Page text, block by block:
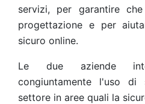
servizi, per garantire
progettazione e per
sicuro online.
Le due aziende
congiuntamente l'uso di
settore in aree quali la